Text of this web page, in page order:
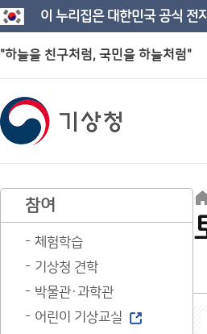
이 누리집은 대한민국 공식 전
"하늘을 친구처럼, 국민을 하늘처럼"
참여
체험학습
기상청 견학
박물관·과학관
어린이 기상교실